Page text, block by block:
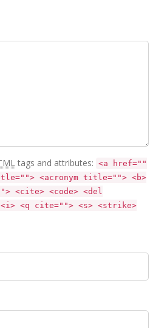
tags and attributes: <a href=""
<acronym title=""> <b>
<cite> <code> <del
<i> <q cite=""> <s> <strike>